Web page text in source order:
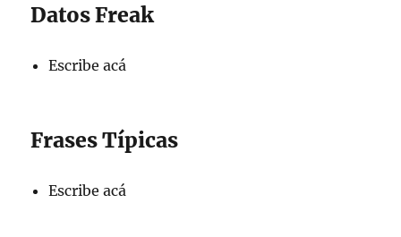
Datos Freak
Escribe acá
Frases Típicas
Escribe acá